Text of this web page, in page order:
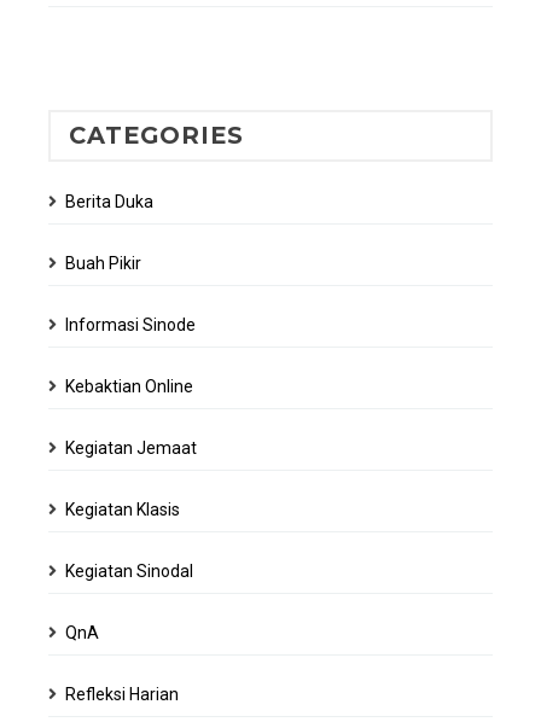
CATEGORIES
Berita Duka
Buah Pikir
Informasi Sinode
Kebaktian Online
Kegiatan Jemaat
Kegiatan Klasis
Kegiatan Sinodal
QnA
Refleksi Harian